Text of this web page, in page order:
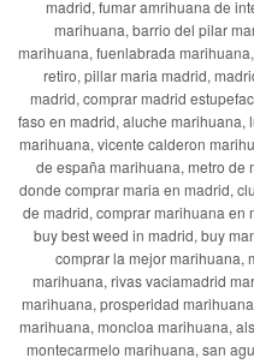
madrid, fumar amrihuana de
marihuana, barrio del pilar
marihuana, fuenlabrada
retiro, pillar maria madrid,
madrid, comprar madrid
faso en madrid, aluche marihuana,
marihuana, vicente calderon
de españa marihuana, metro de
donde comprar maria en madrid,
de madrid, comprar marihuana en
buy best weed in madrid, buy
comprar la mejor marihuana,
marihuana, rivas vaciamadrid
marihuana, prosperidad
marihuana, moncloa marihuana,
montecarmelo marihuana, san